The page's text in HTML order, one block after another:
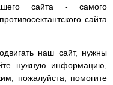
сайта - самого
сайта
наш сайт, нужны
нужную информацию,
пожалуйста, помогите